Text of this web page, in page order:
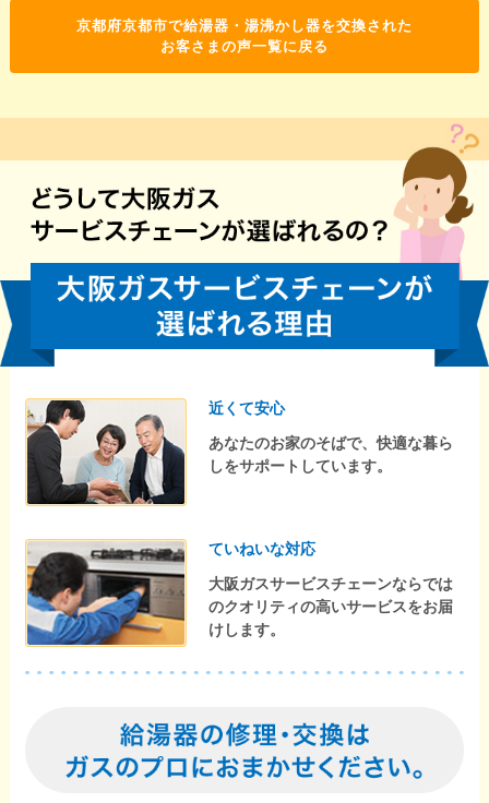
京都府京都市で給湯器・湯沸かし器を交換された
お客さまの声一覧に戻る
近くて安心
あなたのお家のそばで、快適な暮ら
しをサポートしています。
ていねいな対応
大阪ガスサービスチェーンならでは
のクオリティの高いサービスをお届
けします。